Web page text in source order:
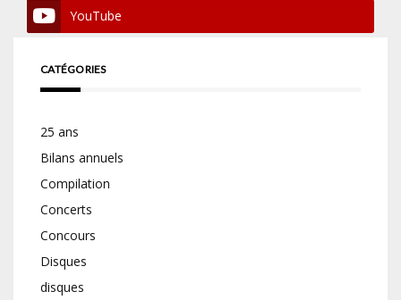
YouTube
CATÉGORIES
25 ans
Bilans annuels
Compilation
Concerts
Concours
Disques
disques